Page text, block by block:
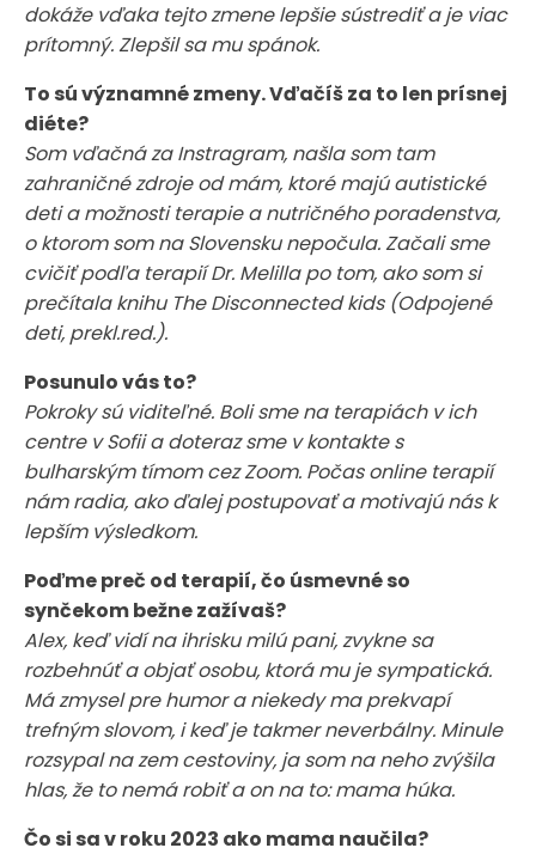
dokáže vďaka tejto zmene lepšie sústrediť a je viac
prítomný. Zlepšil sa mu spánok.
To sú významné zmeny. Vďačíš za to len prísnej
diéte?
Som vďačná za Instragram, našla som tam
zahraničné zdroje od mám, ktoré majú autistické
deti a možnosti terapie a nutričného poradenstva,
o ktorom som na Slovensku nepočula. Začali sme
cvičiť podľa terapií Dr. Melilla po tom, ako som si
prečítala knihu The Disconnected kids (Odpojené
deti, prekl.red.).
Posunulo vás to?
Pokroky sú viditeľné. Boli sme na terapiách v ich
centre v Sofii a doteraz sme v kontakte s
bulharským tímom cez Zoom. Počas online terapií
nám radia, ako ďalej postupovať a motivajú nás k
lepším výsledkom.
Poďme preč od terapií, čo úsmevné so
synčekom bežne zažívaš?
Alex, keď vidí na ihrisku milú pani, zvykne sa
rozbehnúť a objať osobu, ktorá mu je sympatická.
Má zmysel pre humor a niekedy ma prekvapí
trefným slovom, i keď je takmer neverbálny. Minule
rozsypal na zem cestoviny, ja som na neho zvýšila
hlas, že to nemá robiť a on na to: mama húka.
Čo si sa v roku 2023 ako mama naučila?